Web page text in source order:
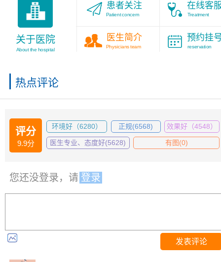
关于医院
About the hospital
患者关注
Patient concern
医生简介
Physicians team
在线客
Treatment
预约挂
reservation
热点评论
评分
9.9分
环境好（6280） 正规(6568) 效果好（4548）
医生专业、态度好(5628) 有图(0)
您还没登录，请 登录
发表评论